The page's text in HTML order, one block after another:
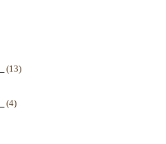
(13)
(4)